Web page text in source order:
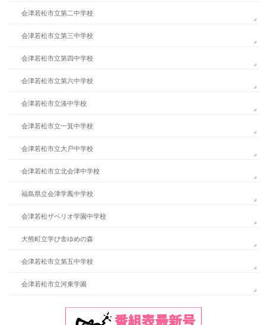
会津若松市立第二中学校
会津若松市立第三中学校
会津若松市立第四中学校
会津若松市立第六中学校
会津若松市立湊中学校
会津若松市立一箕中学校
会津若松市立大戸中学校
会津若松市立北会津中学校
福島県立会津学鳳中学校
会津若松ザベリオ学園中学校
大熊町立学び舎ゆめの森
会津若松市立第五中学校
会津若松市立河東学園